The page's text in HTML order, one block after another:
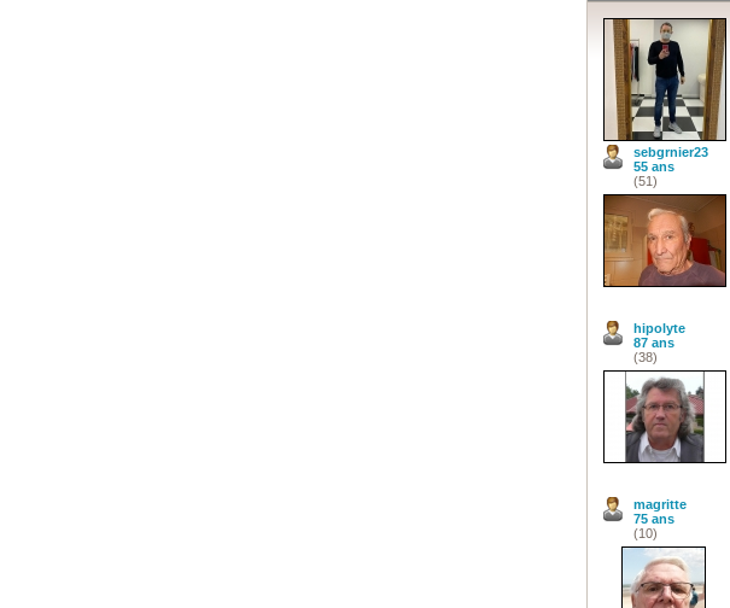
sebgrnier23
55 ans
(51)
hipolyte
87 ans
(38)
magritte
75 ans
(10)